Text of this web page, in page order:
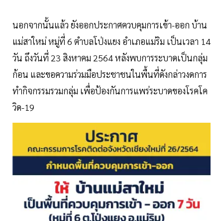
นอกจากนั้นแล้ว ยังออกประกาศควบคุมการเข้า-ออก บ้าน
แม่สาใหม่ หมู่ที่ 6 ตำบลโป่งแยง อำเภอแม่ริม เป็นเวลา 14
วัน ถึงวันที่ 23 สิงหาคม 2564 หลังพบการระบาดเป็นกลุ่ม
ก้อน และขอความร่วมมือประชาชนในพื้นที่ดังกล่าวงดการ
ทำกิจกรรมรวมกลุ่ม เพื่อป้องกันการแพร่ระบาดของโรคโค
วิด-19